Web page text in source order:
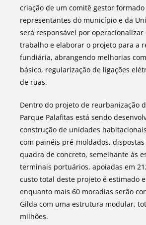
criação de um comitê gestor
representantes do município e da
será responsável por operacionalizar
trabalho e elaborar o projeto para a
fundiária, abrangendo melhorias
básico, regularização de ligações
de ruas.
Dentro do projeto de reurbanização
Parque Palafitas está sendo
construção de unidades
com painéis pré-moldados,
quadra de concreto, semelhante às
terminais portuários, apoiadas em
custo total deste projeto é estimado
enquanto mais 60 moradias serão
Gilda com uma estrutura modular,
milhões.